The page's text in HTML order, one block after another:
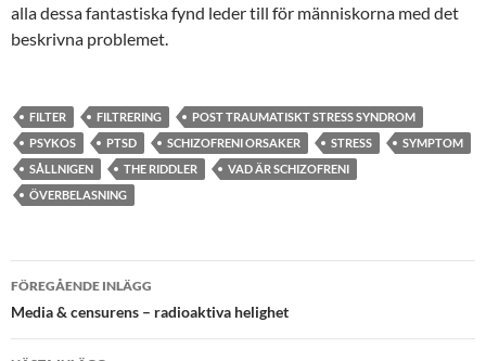
alla dessa fantastiska fynd leder till för människorna med det
beskrivna problemet.
FILTER FILTRERING
POST TRAUMATISKT STRESS SYNDROM
PSYKOS
PTSD SCHIZOFRENI ORSAKER STRESS
SYMPTOM
SÅLLNIGEN
THE RIDDLER
VAD ÄR SCHIZOFRENI
ÖVERBELASNING
Inläggsnavigering
FÖREGÅENDE INLÄGG
Media & censurens – radioaktiva helighet